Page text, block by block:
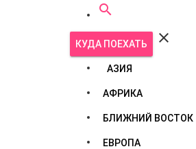

КУДА ПОЕХАТЬ 
АЗИЯ
АФРИКА
БЛИЖНИЙ ВОСТОК
ЕВРОПА